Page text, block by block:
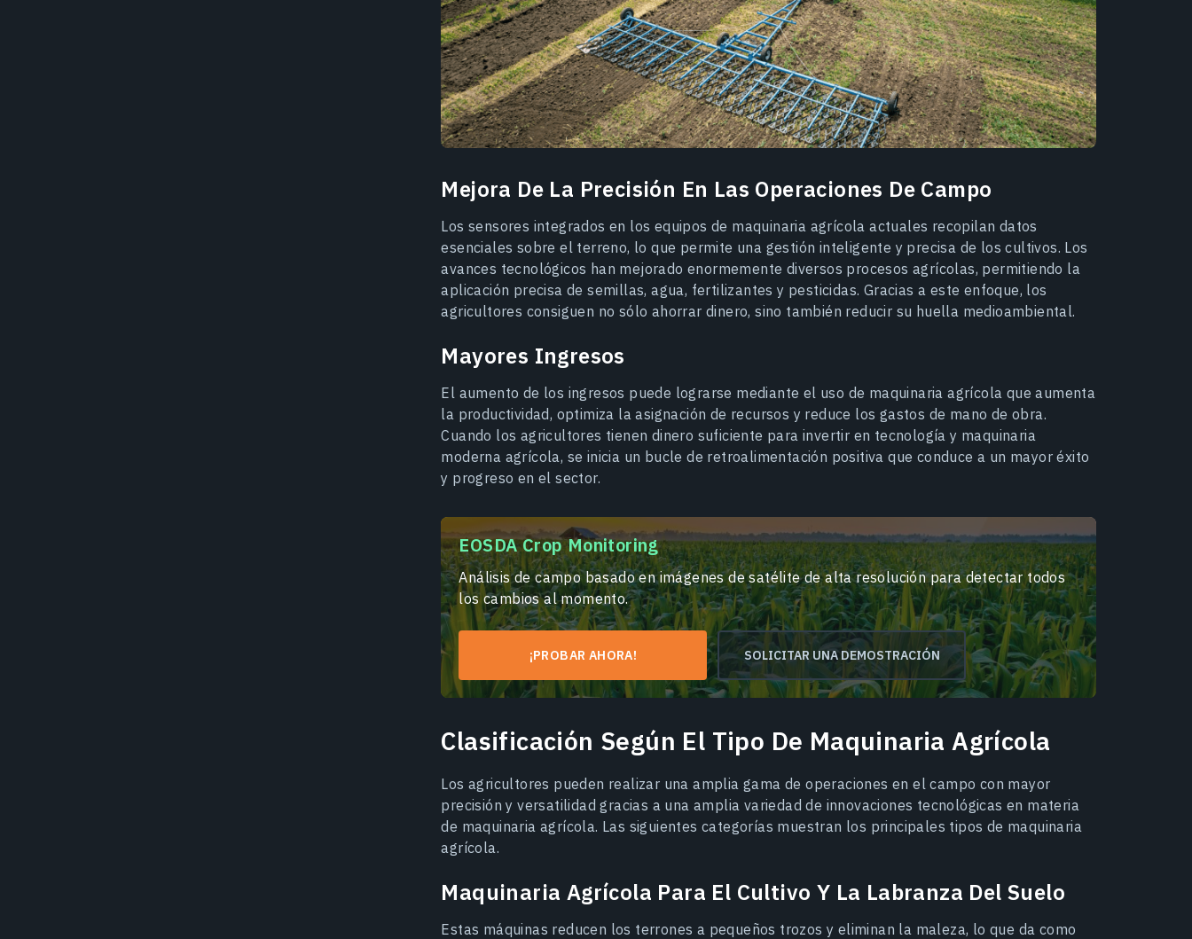
Mejora De La Precisión En Las Operaciones De Campo
Los sensores integrados en los equipos de maquinaria agrícola actuales recopilan datos
esenciales sobre el terreno, lo que permite una gestión inteligente y precisa de los cultivos. Los
avances tecnológicos han mejorado enormemente diversos procesos agrícolas, permitiendo la
aplicación precisa de semillas, agua, fertilizantes y pesticidas. Gracias a este enfoque, los
agricultores consiguen no sólo ahorrar dinero, sino también reducir su huella medioambiental.
Mayores Ingresos
El aumento de los ingresos puede lograrse mediante el uso de maquinaria agrícola que aumenta
la productividad, optimiza la asignación de recursos y reduce los gastos de mano de obra.
Cuando los agricultores tienen dinero suficiente para invertir en tecnología y maquinaria
moderna agrícola, se inicia un bucle de retroalimentación positiva que conduce a un mayor éxito
y progreso en el sector.
EOSDA Crop Monitoring
Análisis de campo basado en imágenes de satélite de alta resolución para detectar todos
los cambios al momento.
¡PROBAR AHORA! SOLICITAR UNA DEMOSTRACIÓN
Clasificación Según El Tipo De Maquinaria Agrícola
Los agricultores pueden realizar una amplia gama de operaciones en el campo con mayor
precisión y versatilidad gracias a una amplia variedad de innovaciones tecnológicas en materia
de maquinaria agrícola. Las siguientes categorías muestran los principales tipos de maquinaria
agrícola.
Maquinaria Agrícola Para El Cultivo Y La Labranza Del Suelo
Estas máquinas reducen los terrones a pequeños trozos y eliminan la maleza, lo que da como